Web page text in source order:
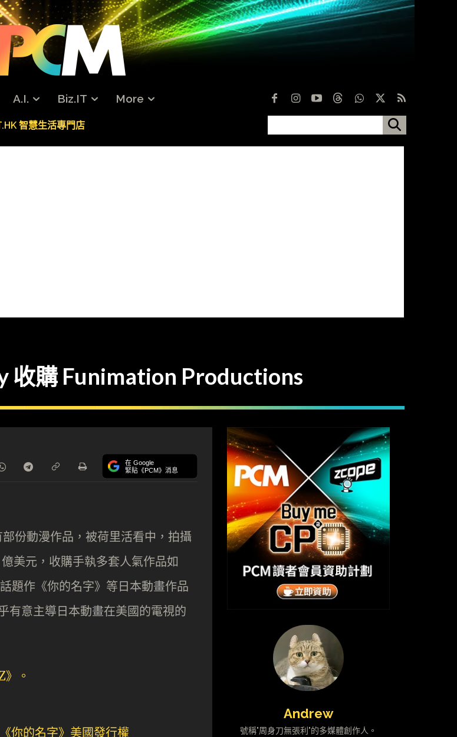
A.I. Biz.IT More
智慧生活專門店
收購 Funimation Productions
在 Google
緊貼《PCM》消息
份動漫作品，被荷里活看中，拍攝
美元，收購手執多套人氣作品如
題作《你的名字》等日本動畫作品
意主導日本動畫在美國的電視的
Andrew
號稱"周身刀無張利"的多媒體創作人。